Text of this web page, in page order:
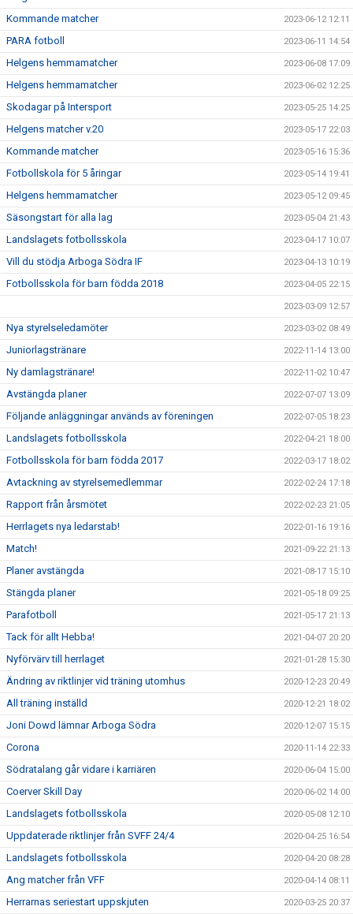
Kommande matcher 2023-06-12 12:11
PARA fotboll 2023-06-11 14:54
Helgens hemmamatcher 2023-06-08 17:09
Helgens hemmamatcher 2023-06-02 12:25
Skodagar på Intersport 2023-05-25 14:25
Helgens matcher v.20 2023-05-17 22:03
Kommande matcher 2023-05-16 15:36
Fotbollskola för 5 åringar 2023-05-14 19:41
Helgens hemmamatcher 2023-05-12 09:45
Säsongstart för alla lag 2023-05-04 21:43
Landslagets fotbollsskola 2023-04-17 10:07
Vill du stödja Arboga Södra IF 2023-04-13 10:19
Fotbollsskola för barn födda 2018 2023-04-05 22:15
2023-03-09 12:57
Nya styrelseledamöter 2023-03-02 08:49
Juniorlagstränare 2022-11-14 13:00
Ny damlagstränare! 2022-11-02 10:47
Avstängda planer 2022-07-07 13:09
Följande anläggningar används av föreningen 2022-07-05 18:23
Landslagets fotbollsskola 2022-04-21 18:00
Fotbollsskola för barn födda 2017 2022-03-17 18:02
Avtackning av styrelsemedlemmar 2022-02-24 17:18
Rapport från årsmötet 2022-02-23 21:05
Herrlagets nya ledarstab! 2022-01-16 19:16
Match! 2021-09-22 21:13
Planer avstängda 2021-08-17 15:10
Stängda planer 2021-05-18 09:25
Parafotboll 2021-05-17 21:13
Tack för allt Hebba! 2021-04-07 20:20
Nyförvärv till herrlaget 2021-01-28 15:30
Ändring av riktlinjer vid träning utomhus 2020-12-23 20:49
All träning inställd 2020-12-21 18:02
Joni Dowd lämnar Arboga Södra 2020-12-07 15:15
Corona 2020-11-14 22:33
Södratalang går vidare i karriären 2020-06-04 15:00
Coerver Skill Day 2020-06-02 14:00
Landslagets fotbollsskola 2020-05-08 12:10
Uppdaterade riktlinjer från SVFF 24/4 2020-04-25 16:54
Landslagets fotbollsskola 2020-04-20 08:28
Ang matcher från VFF 2020-04-14 08:11
Herrarnas seriestart uppskjuten 2020-03-25 20:37